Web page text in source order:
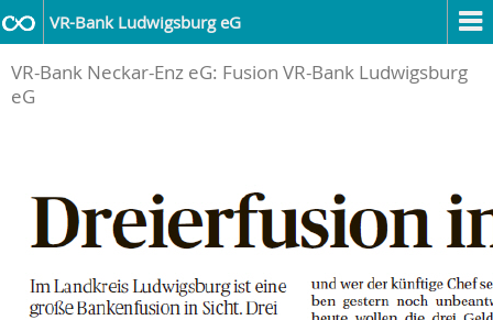
VR-Bank Ludwigsburg eG
VR-Bank Neckar-Enz eG: Fusion VR-Bank Ludwigsburg
eG